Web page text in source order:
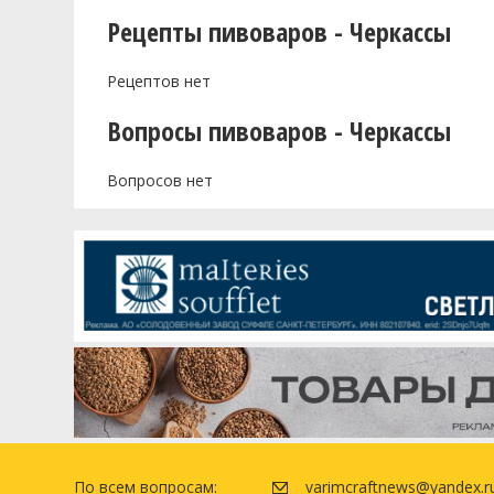
Рецепты пивоваров - Черкассы
Рецептов нет
Вопросы пивоваров - Черкассы
Вопросов нет
По всем вопросам: